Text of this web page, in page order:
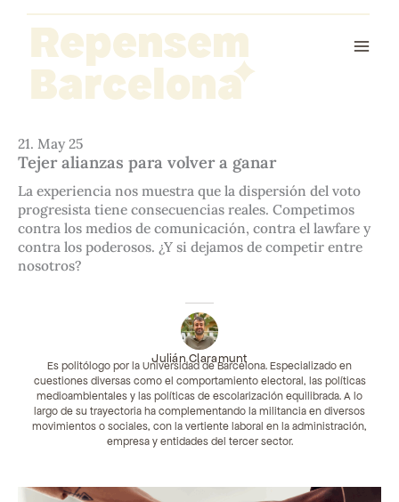
contenidoRepensem
Barcelona
21. May 25
Tejer alianzas para volver a ganar
La experiencia nos muestra que la dispersión del voto
progresista tiene consecuencias reales. Competimos
contra los medios de comunicación, contra el lawfare y
contra los poderosos. ¿Y si dejamos de competir entre
nosotros?
Julián Claramunt
Es politólogo por la Universidad de Barcelona. Especializado en
cuestiones diversas como el comportamiento electoral, las políticas
medioambientales y las políticas de escolarización equilibrada. A lo
largo de su trayectoria ha complementando la militancia en diversos
movimientos o sociales, con la vertiente laboral en la administración,
empresa y entidades del tercer sector.